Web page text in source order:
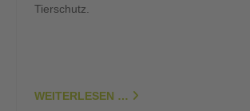
Tierschutz.
WEITERLESEN …